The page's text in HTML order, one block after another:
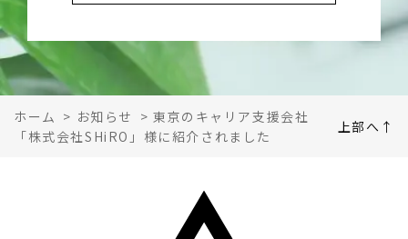
ホーム > お知らせ > 東京のキャリア支援会社
「株式会社SHiRO」様に紹介されました
上部へ↑